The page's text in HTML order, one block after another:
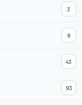
3
8
43
93